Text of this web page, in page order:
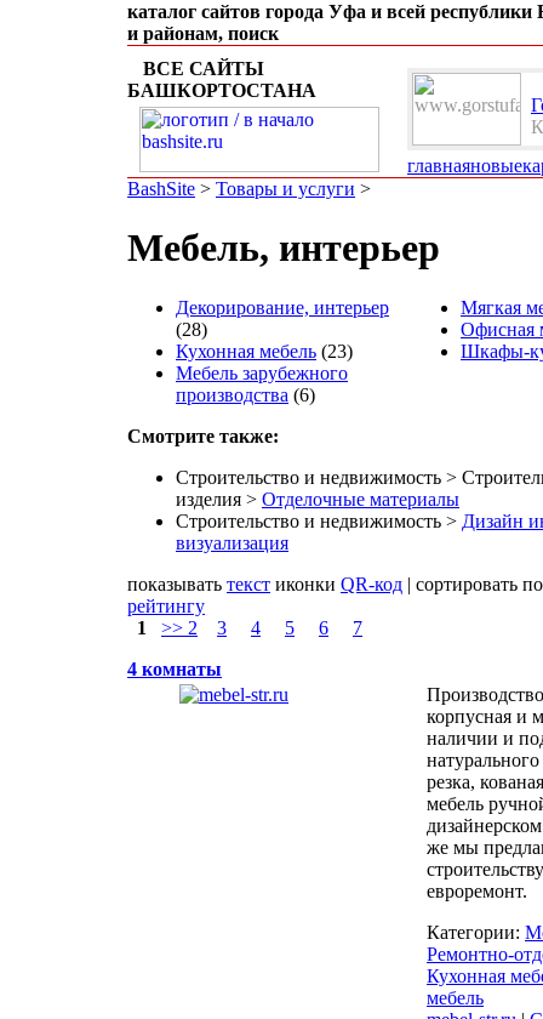
каталог сайтов города Уфа и всей
и районам, поиск
ВСЕ САЙТЫ
БАШКОРТОСТАНА
главнаяновые
BashSite > Товары и услуги >
Мебель, интерьер
Декорирование, интерьер
(28)
Кухонная мебель (23)
Мебель зарубежного
производства (6)
Мягкая
Офисная
Шкафы-
Смотрите также:
Строительство и недвижимость >
изделия > Отделочные материалы
Строительство и недвижимость > Дизайн
визуализация
показывать текст иконки QR-код | сортировать
рейтингу
1
>> 2 3 4 5 6
7
4 комнаты
корпусная и
наличии и
резка,
мебель
же мы
евроремонт.
Категории:
Ремонтно-
Кухонная
мебель